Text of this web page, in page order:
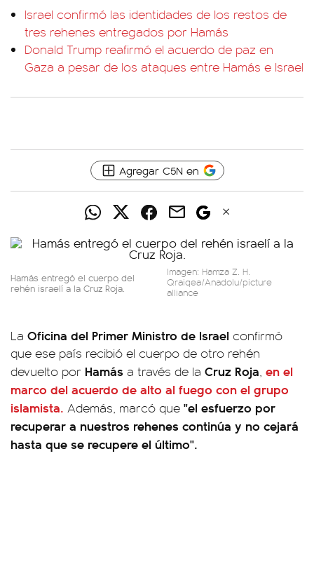
Israel confirmó las identidades de los restos de
tres rehenes entregados por Hamás
Donald Trump reafirmó el acuerdo de paz en
Gaza a pesar de los ataques entre Hamás e Israel
Agregar C5N en
Hamás entregó el cuerpo del
rehén israelí a la Cruz Roja.
Imagen: Hamza Z. H.
Qraiqea/Anadolu/picture
alliance
La Oficina del Primer Ministro de Israel confirmó
que ese país recibió el cuerpo de otro rehén
devuelto por Hamás a través de la Cruz Roja, en el
marco del acuerdo de alto al fuego con el grupo
islamista. Además, marcó que "el esfuerzo por
recuperar a nuestros rehenes continúa y no cejará
hasta que se recupere el último".